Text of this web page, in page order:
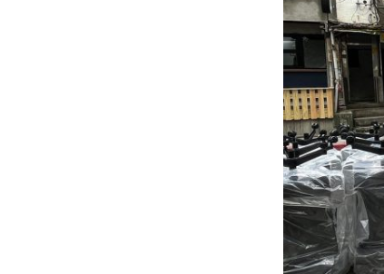
公
椅
汰
舊
換
新
案
例
｜
公